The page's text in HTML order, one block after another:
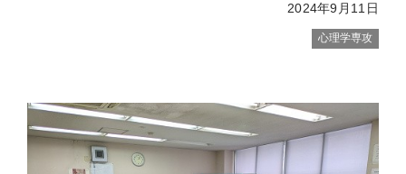
2024年9月11日
心理学専攻